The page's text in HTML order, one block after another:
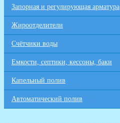
Запорная и регулирующая арматура
Жироотделители
Счётчики воды
Емкости, септики, кессоны, баки
Капельный полив
Автоматический полив